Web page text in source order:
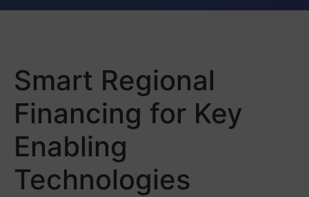
Smart Regional
Financing for Key
Enabling
Technologies